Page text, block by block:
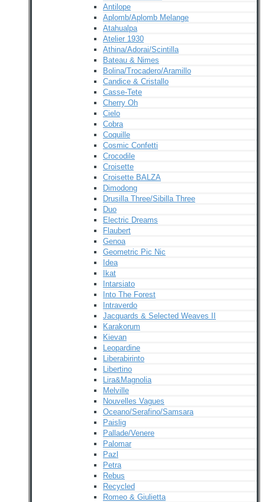
Antilope
Aplomb/Aplomb Melange
Atahualpa
Atelier 1930
Athina/Adorai/Scintilla
Bateau & Nimes
Bolina/Trocadero/Aramillo
Candice & Cristallo
Casse-Tete
Cherry Oh
Cielo
Cobra
Coquille
Cosmic Confetti
Crocodile
Croisette
Croisette BALZA
Dimodong
Drusilla Three/Sibilla Three
Duo
Electric Dreams
Flaubert
Genoa
Geometric Pic Nic
Idea
Ikat
Intarsiato
Into The Forest
Intraverdo
Jacquards & Selected Weaves II
Karakorum
Kievan
Leopardine
Liberabirinto
Libertino
Lira&Magnolia
Melville
Nouvelles Vagues
Oceano/Serafino/Samsara
Paislig
Pallade/Venere
Palomar
Pazl
Petra
Rebus
Recycled
Romeo & Giulietta